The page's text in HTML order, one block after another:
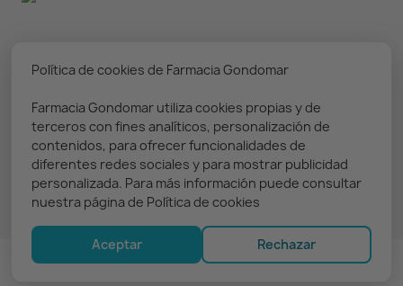
Nuestro boletín
Puedes darte de baja en cualquier momento. Prometemos
solo enviar información relevante
Política de cookies de Farmacia Gondomar
Farmacia Gondomar utiliza cookies propias y de
terceros con fines analíticos, personalización de
contenidos, para ofrecer funcionalidades de
diferentes redes sociales y para mostrar publicidad
personalizada. Para más información puede consultar
nuestra página de Política de cookies
Aceptar Rechazar